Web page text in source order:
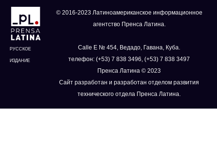
РУССКОЕ
ИЗДАНИЕ
© 2016-2023 Латиноамериканское информационное
агентство Пренса Латина.
Calle E № 454, Ведадо, Гавана, Куба.
телефон: (+53) 7 838 3496, (+53) 7 838 3497
Пренса Латина © 2023
Сайт разработан и разработан отделом развития
технического отдела Пренса Латина.